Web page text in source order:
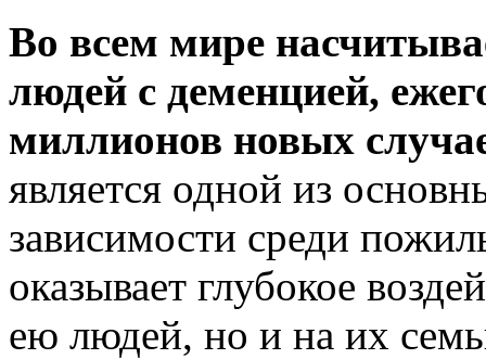
Во всем мире
людей с деменцией,
миллионов новых
является одной из
зависимости среди
оказывает глубокое
ею людей, но и на их